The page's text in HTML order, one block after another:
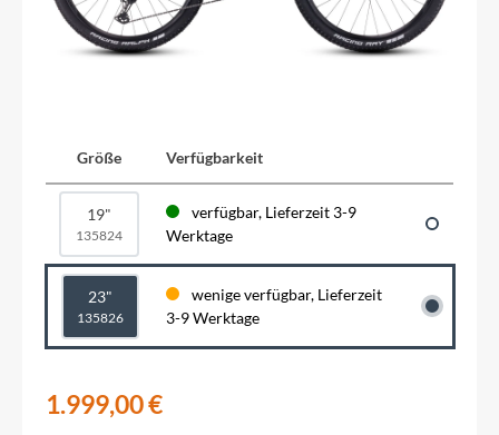
Größe Verfügbarkeit
19"
135824
verfügbar, Lieferzeit 3-9
Werktage
23"
135826
wenige verfügbar, Lieferzeit
3-9 Werktage
1.999,00 €